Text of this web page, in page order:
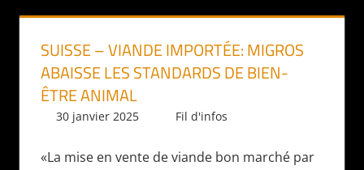
SUISSE – VIANDE IMPORTÉE: MIGROS
ABAISSE LES STANDARDS DE BIEN-
ÊTRE ANIMAL
30 janvier 2025 Daniel
Fil d'infos
«La mise en vente de viande bon marché par